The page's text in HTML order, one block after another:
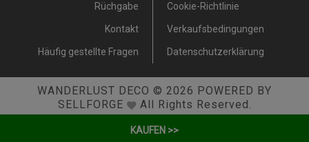
KAUFEN >>
Rüchgabe
Kontakt
Häufig gestellte Fragen
Cookie-Richtlinie
Verkaufsbedingungen
Datenschutzerklärung
WANDERLUST DECO © 2026 POWERED BY
SELLFORGE
All Rights Reserved.